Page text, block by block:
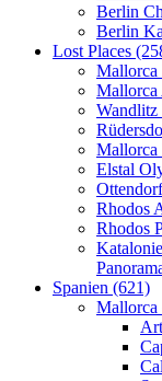
Berlin
Berlin
Lost Places
Mallorca
Mallorca
Wandlitz
Mallorca
Elstal
Rhodos
Rhodos
Spanien (621)
Mallorca